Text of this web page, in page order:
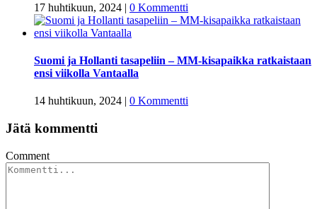
17 huhtikuun, 2024 | 0 Kommentti
Suomi ja Hollanti tasapeliin – MM-kisapaikka ratkaistaan
ensi viikolla Vantaalla
14 huhtikuun, 2024 | 0 Kommentti
Jätä kommentti
Comment